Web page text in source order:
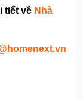
tiết về Nhà